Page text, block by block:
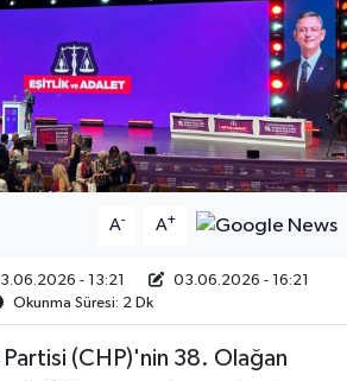
A- A+
- 13:21
03.06.2026 - 16:21
Okunma Süresi: 2 Dk
(CHP)'nin 38. Olağan